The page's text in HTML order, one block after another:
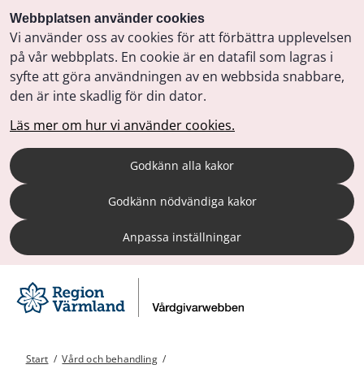
Webbplatsen använder cookies
Vi använder oss av cookies för att förbättra upplevelsen
på vår webbplats. En cookie är en datafil som lagras i
syfte att göra användningen av en webbsida snabbare,
den är inte skadlig för din dator.
Läs mer om hur vi använder cookies.
Godkänn alla kakor
Godkänn nödvändiga kakor
Anpassa inställningar
Start / Vård och behandling /